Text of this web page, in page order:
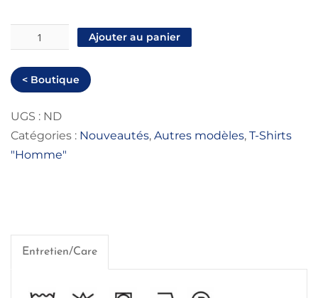
quantité
de
T-
shirt
Homme
"R12"
Ajouter au panier
< Boutique
UGS : ND
Catégories : Nouveautés, Autres modèles, T-Shirts
"Homme"
Entretien/Care